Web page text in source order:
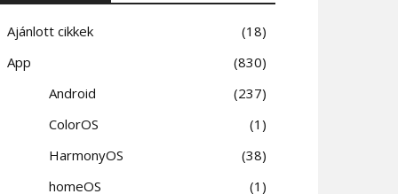
Ajánlott cikkek
18
App
830
Android
237
ColorOS
1
HarmonyOS
38
homeOS
1